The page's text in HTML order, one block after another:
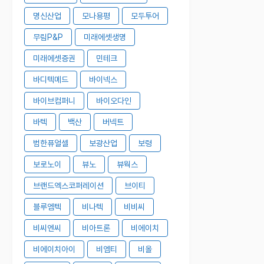
명신산업 모나용평 모두투어
무림P&P 미래에셋생명
미래에셋증권 민테크
바디텍메드 바이넥스
바이브컴퍼니 바이오다인
바텍 백산 버넥트
범한퓨얼셀 보광산업 보령
보로노이 뷰노 뷰웍스
브랜드엑스코퍼레이션 브이티
블루엠텍 비나텍 비비씨
비씨엔씨 비아트론 비에이치
비에이치아이 비엠티 비올